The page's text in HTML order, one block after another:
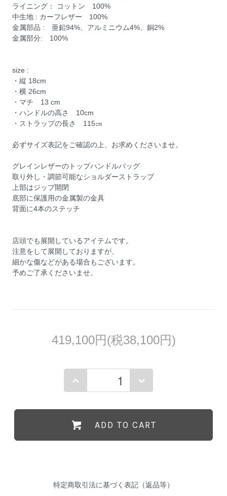
ライニング： コットン 100%
中生地 : カーフレザー 100%
金属部品 : 亜鉛94%、アルミニウム4%、銅2%
金属部分: 100%
size :
・縦 18cm
・横 26cm
・マチ 13 cm
・ハンドルの高さ 10cm
・ストラップの長さ 115㎝
必ずサイズ表記をご確認の上、お求めくださいませ。
グレインレザーのトップハンドルバッグ
取り外し・調節可能なショルダーストラップ
上部はジップ開閉
底部に保護用の金属製の金具
背面に4本のステッチ
店頭でも展開しているアイテムです。
注意をして展開しておりますが、
細かな傷などがある場合もございます。
予めご了承くださいませ。
419,100円(税38,100円)
ADD TO CART
特定商取引法に基づく表記（返品等）